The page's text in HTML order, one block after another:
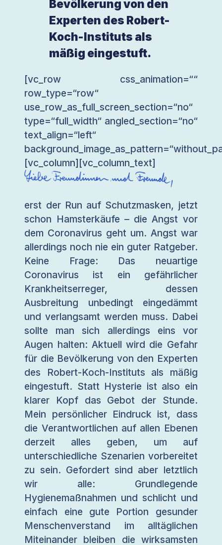
Bevölkerung von den
Experten des Robert-
Koch-Instituts als
mäßig eingestuft.
[vc_row css_animation=““
row_type=“row“
use_row_as_full_screen_section=“no“
type=“full_width“ angled_section=“no“
text_align=“left“
[vc_column][vc_column_text]
erst der Run auf Schutzmasken, jetzt
schon Hamsterkäufe – die Angst vor
dem Coronavirus geht um. Angst war
allerdings noch nie ein guter Ratgeber.
Keine Frage: Das neuartige
Coronavirus ist ein gefährlicher
Krankheitserreger, dessen
Ausbreitung unbedingt eingedämmt
und verlangsamt werden muss. Dabei
sollte man sich allerdings eins vor
Augen halten: Aktuell wird die Gefahr
für die Bevölkerung von den Experten
des Robert-Koch-Instituts als mäßig
eingestuft. Statt Hysterie ist also ein
klarer Kopf das Gebot der Stunde.
Mein persönlicher Eindruck ist, dass
die Verantwortlichen auf allen Ebenen
derzeit alles geben, um auf
unterschiedliche Szenarien vorbereitet
zu sein. Gefordert sind aber letztlich
wir alle: Grundlegende
Hygienemaßnahmen und schlicht und
einfach eine gute Portion gesunder
Menschenverstand im alltäglichen
Miteinander bleiben die wirksamsten